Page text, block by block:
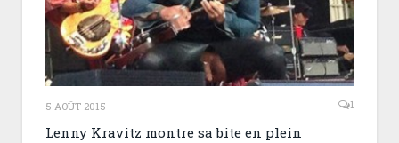
5 AOÛT 2015 1
Lenny Kravitz montre sa bite en plein